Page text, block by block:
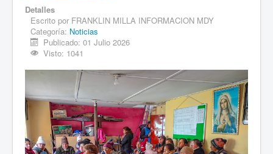
Detalles
Escrito por FRANKLIN MILLA INFORMACION MDY
Categoría: Noticias
Publicado: 01 Julio 2026
Visto: 1041